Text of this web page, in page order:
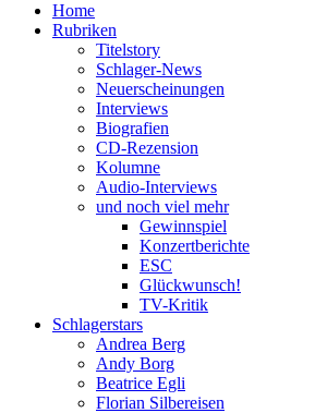
Home
Rubriken
Titelstory
Schlager-News
Neuerscheinungen
Interviews
Biografien
CD-Rezension
Kolumne
Audio-Interviews
und noch viel mehr
Gewinnspiel
Konzertberichte
ESC
Glückwunsch!
TV-Kritik
Schlagerstars
Andrea Berg
Andy Borg
Beatrice Egli
Florian Silbereisen